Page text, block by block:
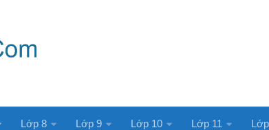
Lớp 8 Lớp 9 Lớp 10 Lớp 11